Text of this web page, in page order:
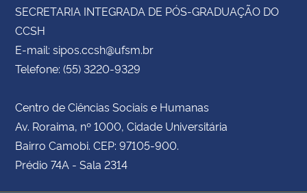
SECRETARIA INTEGRADA DE PÓS-GRADUAÇÃO DO
CCSH
E-mail: sipos.ccsh@ufsm.br
Telefone: (55) 3220-9329
Centro de Ciências Sociais e Humanas
Av. Roraima, nº 1000, Cidade Universitária
Bairro Camobi. CEP: 97105-900.
Prédio 74A - Sala 2314